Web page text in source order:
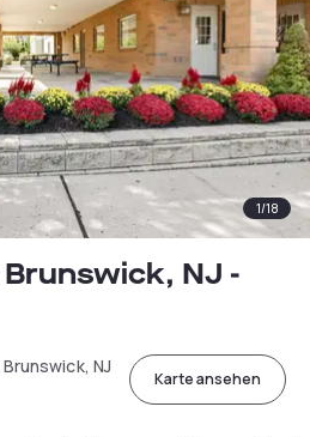
1/18
NJ -
NJ
Karte ansehen